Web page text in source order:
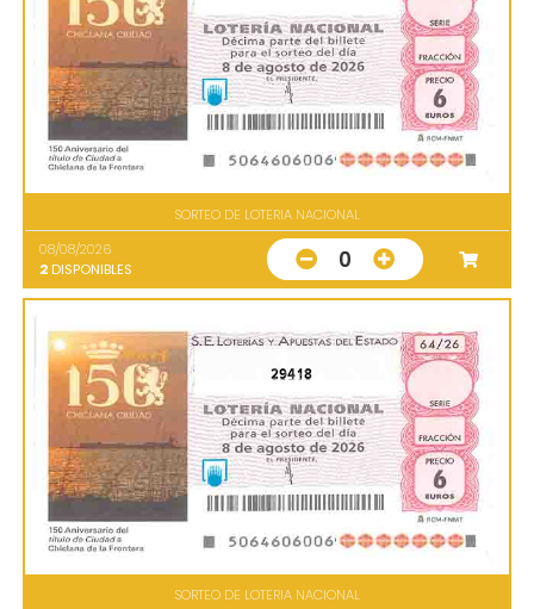
SORTEO DE LOTERIA NACIONAL
08/08/2026
2 DISPONIBLES 0
29418
SORTEO DE LOTERIA NACIONAL